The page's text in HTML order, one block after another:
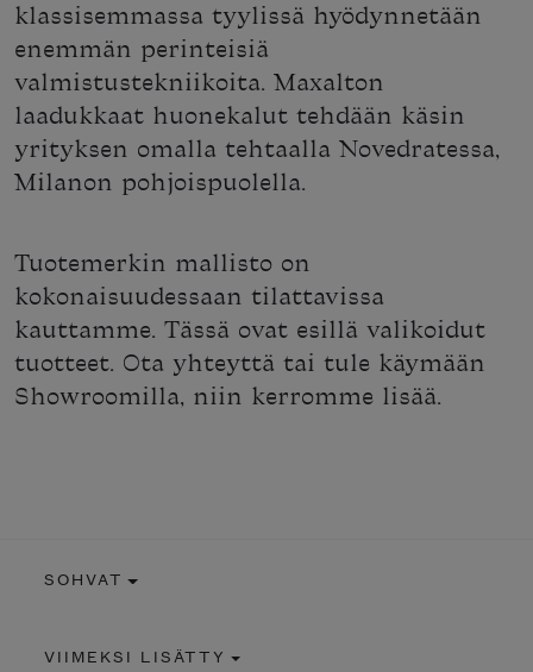
klassisemmassa tyylissä hyödynnetään
enemmän perinteisiä
valmistustekniikoita. Maxalton
laadukkaat huonekalut tehdään käsin
yrityksen omalla tehtaalla Novedratessa,
Milanon pohjoispuolella.
Tuotemerkin mallisto on
kokonaisuudessaan tilattavissa
kauttamme. Tässä ovat esillä valikoidut
tuotteet. Ota yhteyttä tai tule käymään
Showroomilla, niin kerromme lisää.
SOHVAT
VIIMEKSI LISÄTTY